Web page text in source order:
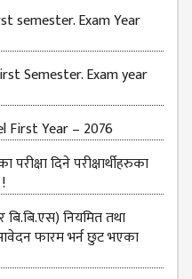
semester. Exam Year
Semester. Exam year
First Year – 2076
परीक्षा दिने परीक्षार्थीहरुका
बि.बि.एस) नियमित तथा
आवेदन फारम भर्न छुट भएका